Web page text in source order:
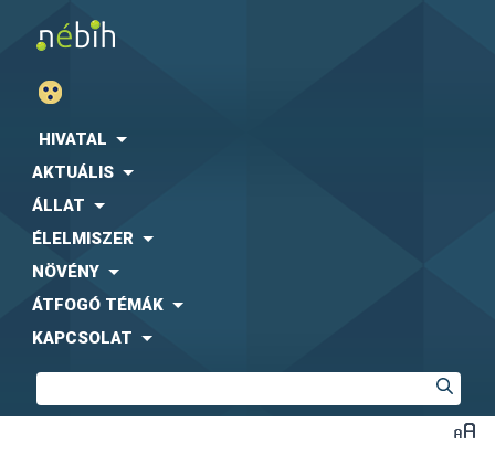
HIVATAL
AKTUÁLIS
ÁLLAT
ÉLELMISZER
NÖVÉNY
ÁTFOGÓ TÉMÁK
KAPCSOLAT